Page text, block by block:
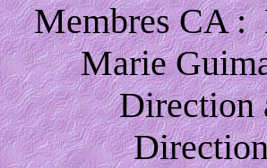
Membres CA :
Marie
Direction